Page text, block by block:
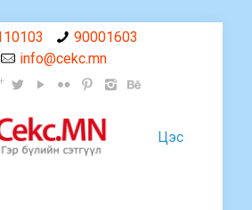
90001603
info@cekc.mn
Цэс